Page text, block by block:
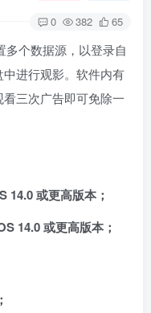
0 382 65
多个数据源，以登录自
进行观影。软件内有
三次广告即可免除一
14.0 或更高版本；
14.0 或更高版本；
找回密码